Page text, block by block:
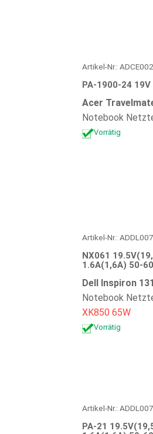
Artikel-Nr.: ADCE002
PA-1900-24
Acer
Notebook
Vorrätig
Artikel-Nr.:
NX061
1.6A(1,6A) 50-
Dell Inspiron
Notebook
XK850 65W
Vorrätig
Artikel-Nr.: ADDL007
PA-21